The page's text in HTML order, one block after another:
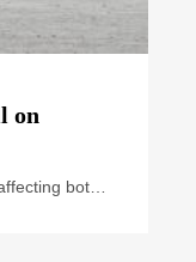
on
both